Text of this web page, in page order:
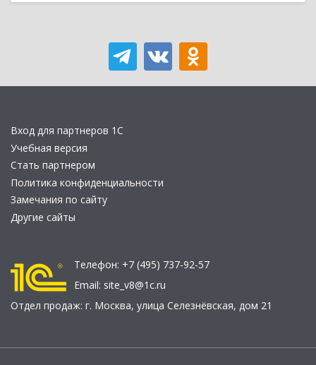
Вход для партнеров 1С
Учебная версия
Стать партнером
Политика конфиденциальности
Замечания по сайту
Другие сайты
Телефон: +7 (495) 737-92-57
Email: site_v8@1c.ru
Отдел продаж: г. Москва, улица Селезнёвская, дом 21